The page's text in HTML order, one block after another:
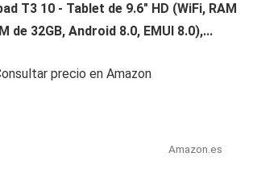
T3 10 - Tablet de 9.6" HD (WiFi, RAM
de 32GB, Android 8.0, EMUI 8.0),...
precio en Amazon
Amazon.es